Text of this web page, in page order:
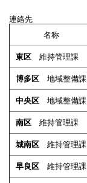
連絡先
名称
東区 維持管理課
博多区 地域整備課
中央区 地域整備課
南区 維持管理課
城南区 維持管理課
早良区 維持管理課